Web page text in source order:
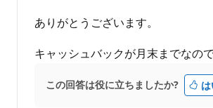
ありがとうございます。
キャッシュバックが月末までなの
この回答は役に立ちましたか?